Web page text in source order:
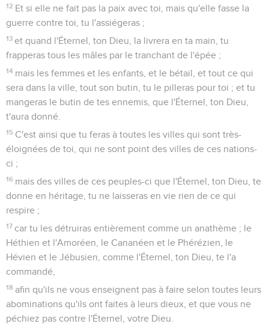
12 Et si elle ne fait pas la paix avec toi, mais qu'elle fasse la
guerre contre toi, tu l'assiégeras ;
13 et quand l'Éternel, ton Dieu, la livrera en ta main, tu
frapperas tous les mâles par le tranchant de l'épée ;
14 mais les femmes et les enfants, et le bétail, et tout ce qui
sera dans la ville, tout son butin, tu le pilleras pour toi ; et tu
mangeras le butin de tes ennemis, que l'Éternel, ton Dieu,
t'aura donné.
15 C'est ainsi que tu feras à toutes les villes qui sont très-
éloignées de toi, qui ne sont point des villes de ces nations-
ci ;
16 mais des villes de ces peuples-ci que l'Éternel, ton Dieu, te
donne en héritage, tu ne laisseras en vie rien de ce qui
respire ;
17 car tu les détruiras entièrement comme un anathème ; le
Héthien et l'Amoréen, le Cananéen et le Phérézien, le
Hévien et le Jébusien, comme l'Éternel, ton Dieu, te l'a
commandé,
18 afin qu'ils ne vous enseignent pas à faire selon toutes leurs
abominations qu'ils ont faites à leurs dieux, et que vous ne
péchiez pas contre l'Éternel, votre Dieu.